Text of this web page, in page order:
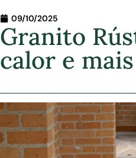
09/10/2025
Granito
calor e